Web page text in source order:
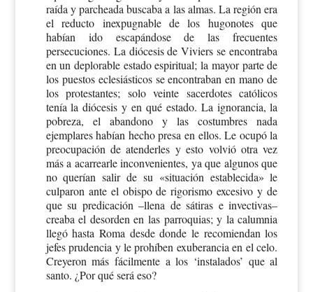
raída y parcheada buscaba a las almas. La región era
el reducto inexpugnable de los hugonotes que
habían ido escapándose de las frecuentes
persecuciones. La diócesis de Viviers se encontraba
en un deplorable estado espiritual; la mayor parte de
los puestos eclesiásticos se encontraban en mano de
los protestantes; solo veinte sacerdotes católicos
tenía la diócesis y en qué estado. La ignorancia, la
pobreza, el abandono y las costumbres nada
ejemplares habían hecho presa en ellos. Le ocupó la
preocupación de atenderles y esto volvió otra vez
más a acarrearle inconvenientes, ya que algunos que
no querían salir de su «situación establecida» le
culparon ante el obispo de rigorismo excesivo y de
que su predicación –llena de sátiras e invectivas–
creaba el desorden en las parroquias; y la calumnia
llegó hasta Roma desde donde le recomiendan los
jefes prudencia y le prohíben exuberancia en el celo.
Creyeron más fácilmente a los ‘instalados’ que al
santo. ¿Por qué será eso?